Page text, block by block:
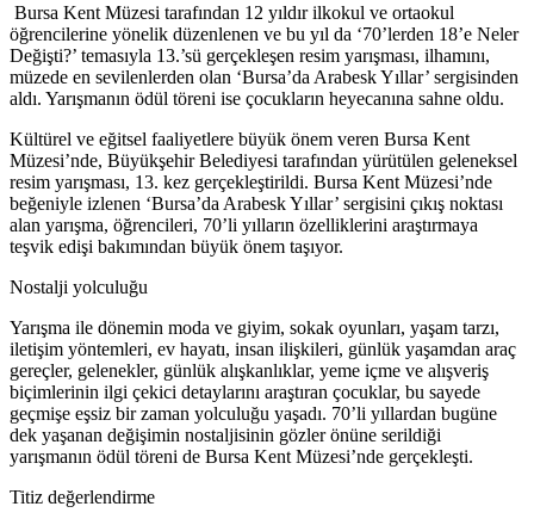
Bursa Kent Müzesi tarafından 12 yıldır ilkokul ve ortaokul
öğrencilerine yönelik düzenlenen ve bu yıl da ‘70’lerden 18’e Neler
Değişti?’ temasıyla 13.’sü gerçekleşen resim yarışması, ilhamını,
müzede en sevilenlerden olan ‘Bursa’da Arabesk Yıllar’ sergisinden
aldı. Yarışmanın ödül töreni ise çocukların heyecanına sahne oldu.
Kültürel ve eğitsel faaliyetlere büyük önem veren Bursa Kent
Müzesi’nde, Büyükşehir Belediyesi tarafından yürütülen geleneksel
resim yarışması, 13. kez gerçekleştirildi. Bursa Kent Müzesi’nde
beğeniyle izlenen ‘Bursa’da Arabesk Yıllar’ sergisini çıkış noktası
alan yarışma, öğrencileri, 70’li yılların özelliklerini araştırmaya
teşvik edişi bakımından büyük önem taşıyor.
Nostalji yolculuğu
Yarışma ile dönemin moda ve giyim, sokak oyunları, yaşam tarzı,
iletişim yöntemleri, ev hayatı, insan ilişkileri, günlük yaşamdan araç
gereçler, gelenekler, günlük alışkanlıklar, yeme içme ve alışveriş
biçimlerinin ilgi çekici detaylarını araştıran çocuklar, bu sayede
geçmişe eşsiz bir zaman yolculuğu yaşadı. 70’li yıllardan bugüne
dek yaşanan değişimin nostaljisinin gözler önüne serildiği
yarışmanın ödül töreni de Bursa Kent Müzesi’nde gerçekleşti.
Titiz değerlendirme